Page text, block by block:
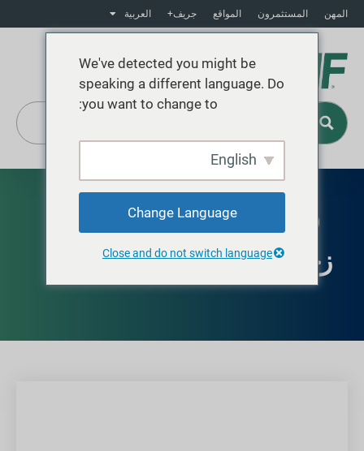
المهن المستثمرون المواقع جريف+ العربية
متوفر في أمريكا اللاتينية وأوروبا والشرق الأوسط
زجاجة ماء
We've detected you might be
speaking a different language. Do
you want to change to:
English
Change Language
Close and do not switch language